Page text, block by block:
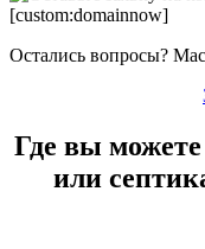
Остались вопросы?
Где вы можете
или